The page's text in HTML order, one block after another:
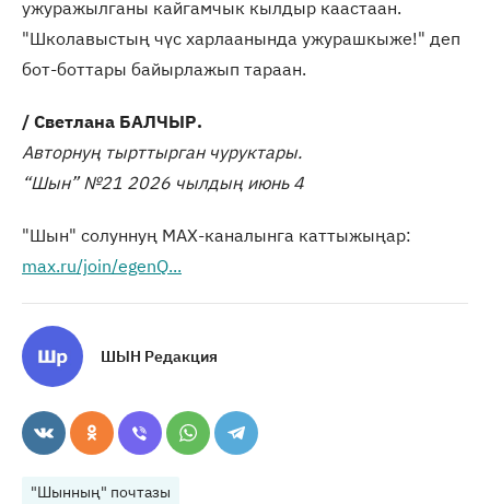
ужуражылганы кайгамчык кылдыр каастаан.
"Школавыстың чүс харлаанында ужурашкыже!" деп
бот-боттары байырлажып тараан.
/ Светлана БАЛЧЫР.
Авторнуң тырттырган чуруктары.
“Шын” №21 2026 чылдың июнь 4
"Шын" солуннуң МАХ-каналынга каттыжыңар:
max.ru/join/egenQ...
ШЫН Редакция
"Шынның" почтазы